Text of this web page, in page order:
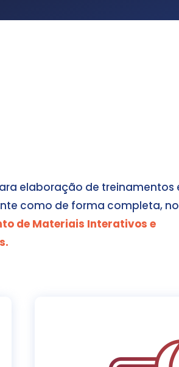
elaboração de treinamentos
como de forma completa,
de Materiais Interativos e